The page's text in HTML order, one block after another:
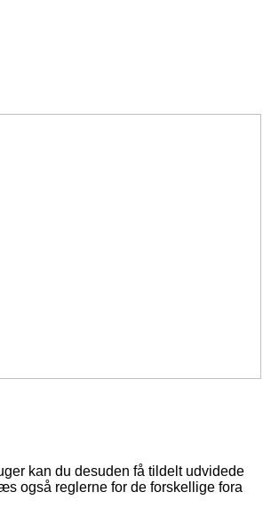
kan du desuden få tildelt udvidede
også reglerne for de forskellige fora